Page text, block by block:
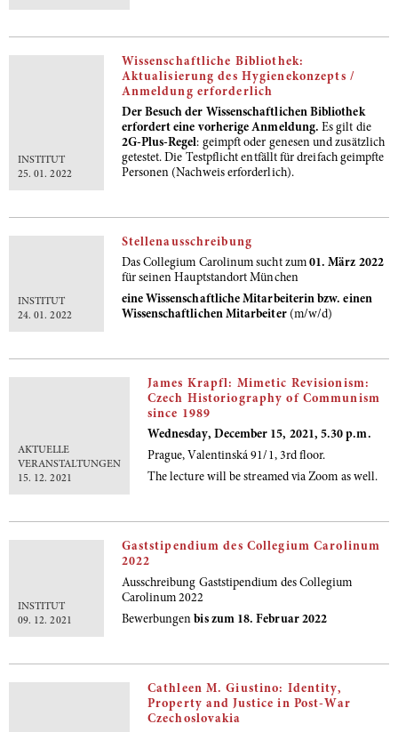
INSTITUT
25. 01. 2022
Wissenschaftliche Bibliothek:
Aktualisierung des Hygienekonzepts /
Anmeldung erforderlich
Der Besuch der Wissenschaftlichen Bibliothek
erfordert eine vorherige Anmeldung. Es gilt die
2G-Plus-Regel: geimpft oder genesen und zusätzlich
getestet. Die Testpflicht entfällt für dreifach geimpfte
Personen (Nachweis erforderlich).
INSTITUT
24. 01. 2022
Stellenausschreibung
Das Collegium Carolinum sucht zum 01. März 2022
für seinen Hauptstandort München
eine Wissenschaftliche Mitarbeiterin bzw. einen
Wissenschaftlichen Mitarbeiter (m/w/d)
AKTUELLE
VERANSTALTUNGEN
15. 12. 2021
James Krapfl: Mimetic Revisionism:
Czech Historiography of Communism
since 1989
Wednesday, December 15, 2021, 5.30 p.m.
Prague, Valentinská 91/1, 3rd floor.
The lecture will be streamed via Zoom as well.
INSTITUT
09. 12. 2021
Gaststipendium des Collegium Carolinum
2022
Ausschreibung Gaststipendium des Collegium
Carolinum 2022
Bewerbungen bis zum 18. Februar 2022
Cathleen M. Giustino: Identity,
Property and Justice in Post-War
Czechoslovakia